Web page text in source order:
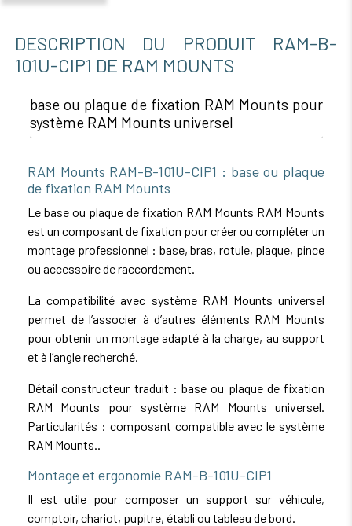
DESCRIPTION DU PRODUIT RAM-B-
101U-CIP1 DE RAM MOUNTS
base ou plaque de fixation RAM Mounts pour
système RAM Mounts universel
RAM Mounts RAM-B-101U-CIP1 : base ou plaque
de fixation RAM Mounts
Le base ou plaque de fixation RAM Mounts RAM Mounts
est un composant de fixation pour créer ou compléter un
montage professionnel : base, bras, rotule, plaque, pince
ou accessoire de raccordement.
La compatibilité avec système RAM Mounts universel
permet de l’associer à d’autres éléments RAM Mounts
pour obtenir un montage adapté à la charge, au support
et à l’angle recherché.
Détail constructeur traduit : base ou plaque de fixation
RAM Mounts pour système RAM Mounts universel.
Particularités : composant compatible avec le système
RAM Mounts..
Montage et ergonomie RAM-B-101U-CIP1
Il est utile pour composer un support sur véhicule,
comptoir, chariot, pupitre, établi ou tableau de bord.